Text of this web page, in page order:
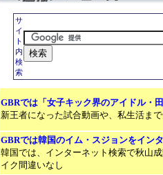
サ
イ
ト
内
検
索
GBRでは「女子キック界のアイドル・
新王者になった試合動画や、私生活ま
GBRでは韓国のイム・スジョンをイン
韓国では、インターネット検索で秋山
イク間違いなし